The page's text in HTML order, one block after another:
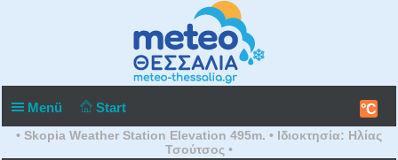
Menü Start °C
• Skopia Weather Station Elevation 495m. • Ιδιοκτησία: Ηλίας
Τσούτσος •